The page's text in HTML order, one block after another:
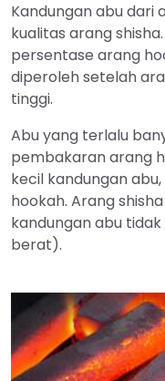
Kandungan abu dari
kualitas arang
persentase arang
diperoleh setelah
tinggi.
Abu yang terlalu
pembakaran arang
kecil kandungan
hookah. Arang
kandungan abu
berat).